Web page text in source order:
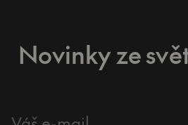
Novinky ze